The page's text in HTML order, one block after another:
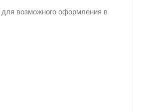
возможного оформления в